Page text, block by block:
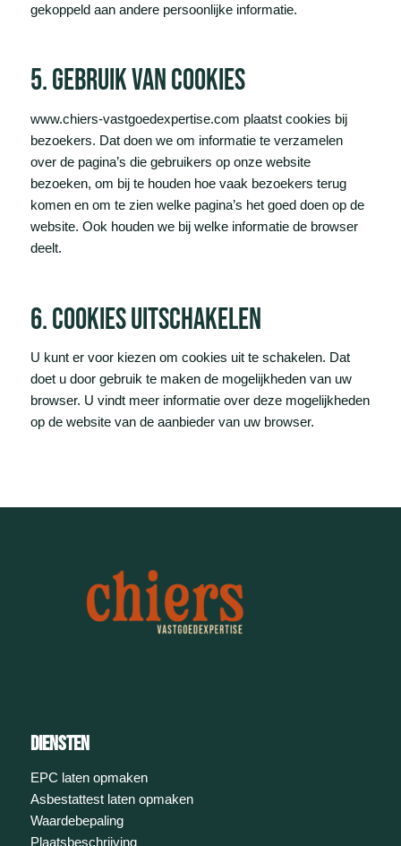
gekoppeld aan andere persoonlijke informatie.
5. gebruik van cookies
www.chiers-vastgoedexpertise.com plaatst cookies bij
bezoekers. Dat doen we om informatie te verzamelen
over de pagina’s die gebruikers op onze website
bezoeken, om bij te houden hoe vaak bezoekers terug
komen en om te zien welke pagina’s het goed doen op de
website. Ook houden we bij welke informatie de browser
deelt.
6. cookies uitschakelen
U kunt er voor kiezen om cookies uit te schakelen. Dat
doet u door gebruik te maken de mogelijkheden van uw
browser. U vindt meer informatie over deze mogelijkheden
op de website van de aanbieder van uw browser.
diensten
EPC laten opmaken
Asbestattest laten opmaken
Waardebepaling
Plaatsbeschrijving